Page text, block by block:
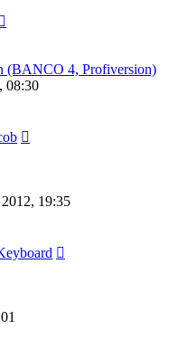
(BANCO 4, Profiversion)
08:30
19:35